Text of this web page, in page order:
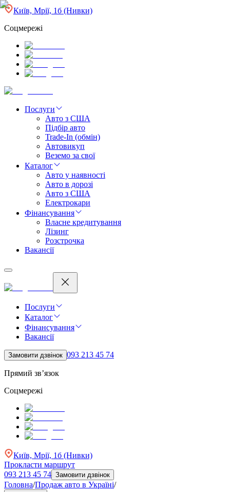
Київ, Мрії, 1б (Нивки)
Соцмережі
Послуги
Авто з США
Підбір авто
Trade-In (обмін)
Автовикуп
Веземо за свої
Каталог
Авто у наявності
Авто в дорозі
Авто з США
Електрокари
Фінансування
Власне кредитування
Лізинг
Розстрочка
Вакансії
Послуги
Каталог
Фінансування
Вакансії
Замовити дзвінок 093 213 45 74
Прямий зв’язок
Соцмережі
Київ, Мрії, 1б (Нивки)
Прокласти маршрут
093 213 45 74 Замовити дзвінок
Головна/Продаж авто в Україні/